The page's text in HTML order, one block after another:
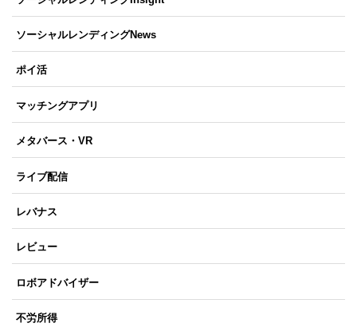
ソーシャルレンディングNews
ポイ活
マッチングアプリ
メタバース・VR
ライブ配信
レバナス
レビュー
ロボアドバイザー
不労所得